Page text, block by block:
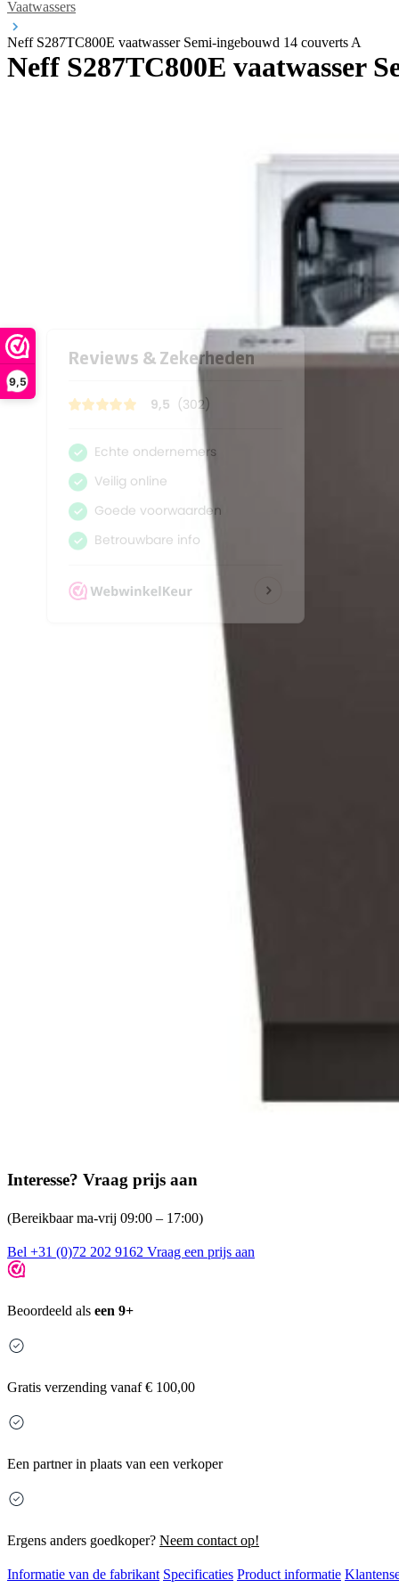
9,5
Vaatwassers
Neff S287TC800E vaatwasser Semi-ingebouwd 14 couverts A
Neff S287TC800E vaatwasser
Interesse? Vraag prijs aan
(Bereikbaar ma-vrij 09:00 – 17:00)
Bel +31 (0)72 202 9162 Vraag een prijs aan
Beoordeeld als een 9+
Gratis verzending vanaf € 100,00
Een partner in plaats van een verkoper
Ergens anders goedkoper? Neem contact op!
Informatie van de fabrikant Specificaties Product informatie